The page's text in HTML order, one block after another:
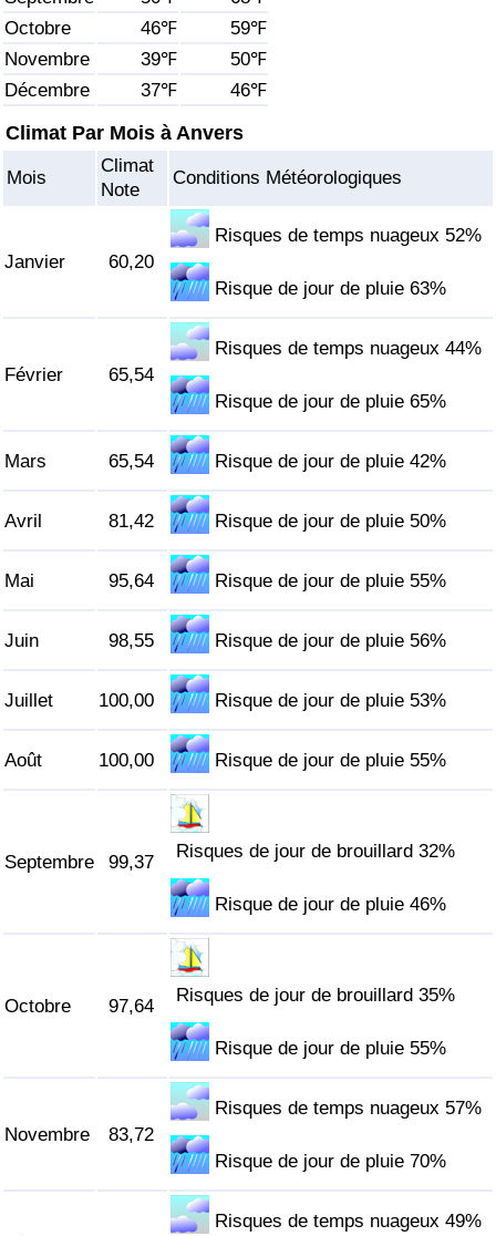
Octobre
46℉
59℉
Novembre
39℉
50℉
Décembre
37℉ 46℉
Climat Par Mois à Anvers
Mois
Climat
Note
Conditions Météorologiques
Janvier 60,20
Risques de temps nuageux 52%
Risque de jour de pluie 63%
Février 65,54
Risques de temps nuageux 44%
Risque de jour de pluie 65%
Mars 65,54 Risque de jour de pluie 42%
Avril 81,42 Risque de jour de pluie 50%
Mai 95,64 Risque de jour de pluie 55%
Juin 98,55 Risque de jour de pluie 56%
Juillet 100,00 Risque de jour de pluie 53%
Août 100,00 Risque de jour de pluie 55%
Septembre 99,37
Risques de jour de brouillard 32%
Risque de jour de pluie 46%
Octobre 97,64
Risques de jour de brouillard 35%
Risque de jour de pluie 55%
Novembre 83,72
Risques de temps nuageux 57%
Risque de jour de pluie 70%
Risques de temps nuageux 49%
Soins de santé
Indice des soins de santé (Actuel)
Indice des soins de santé par Pays
Pollution
Indice de Pollution (Actuel)
Indice de pollution
Indice de Pollution par Pays
Indice de Trafic par Pays